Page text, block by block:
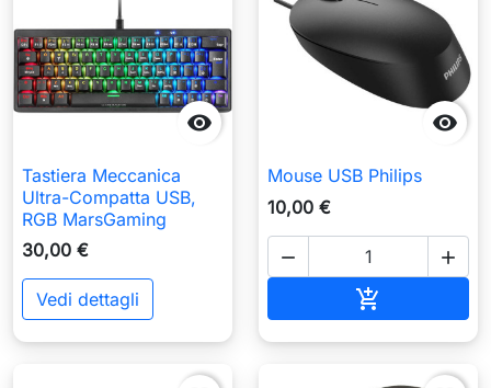

Tastiera Meccanica
Ultra-Compatta USB,
RGB MarsGaming
30,00 €
Vedi dettagli

Mouse USB Philips
10,00 €
 
